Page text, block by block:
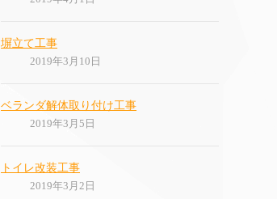
塀立て工事
2019年3月10日
ベランダ解体取り付け工事
2019年3月5日
トイレ改装工事
2019年3月2日